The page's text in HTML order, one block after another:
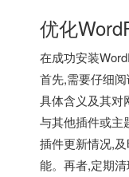
优化
在成功安装
首先,需要仔细
具体含义及其对
与其他插件或主
插件更新情况,
能。再者,定期